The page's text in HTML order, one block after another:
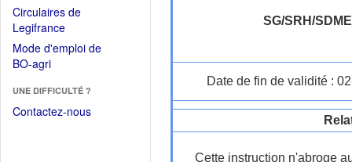
Circulaires de
Legifrance(Ouvrir
dans
une
fenêtre)
Mode d'emploi de
BO-agri(Ouvrir
une
nouvelle
UNE DIFFICULTÉ ?
Contactez-nous
SG/SRH/
Date de fin de validité :
Cette instruction n'abroge